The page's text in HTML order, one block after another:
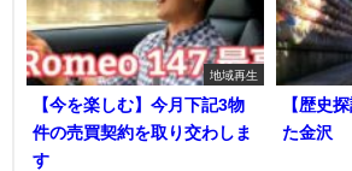
地域再生
【今を楽しむ】今月下記3物
件の売買契約を取り交わしま
す
【歴史
た金沢